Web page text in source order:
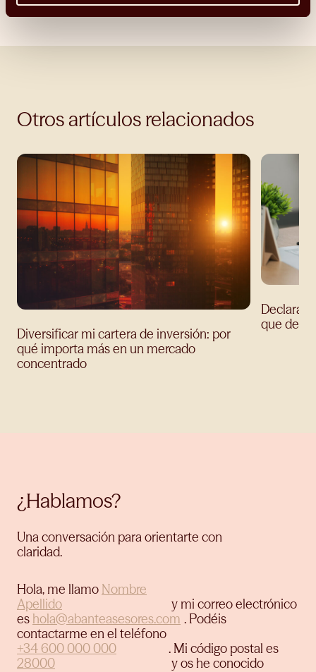
Otros artículos relacionados
Diversificar mi cartera de inversión: por
qué importa más en un mercado
concentrado
que
¿Hablamos?
Una conversación para orientarte con
claridad.
Hola, me llamo
y mi correo electrónico
es
. Podéis
contactarme en el teléfono
. Mi código postal es
y os he conocido